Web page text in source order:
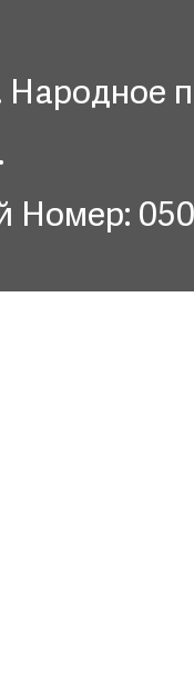
Народное
Номер: